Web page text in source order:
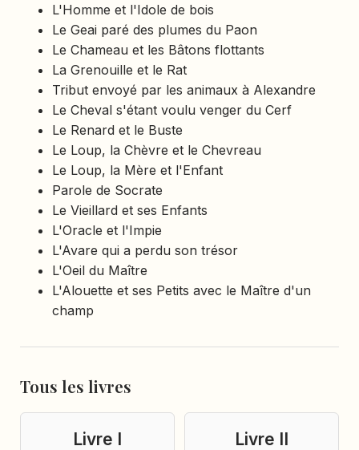
L'Homme et l'Idole de bois
Le Geai paré des plumes du Paon
Le Chameau et les Bâtons flottants
La Grenouille et le Rat
Tribut envoyé par les animaux à Alexandre
Le Cheval s'étant voulu venger du Cerf
Le Renard et le Buste
Le Loup, la Chèvre et le Chevreau
Le Loup, la Mère et l'Enfant
Parole de Socrate
Le Vieillard et ses Enfants
L'Oracle et l'Impie
L'Avare qui a perdu son trésor
L'Oeil du Maître
L'Alouette et ses Petits avec le Maître d'un
champ
Tous les livres
Livre I Livre II